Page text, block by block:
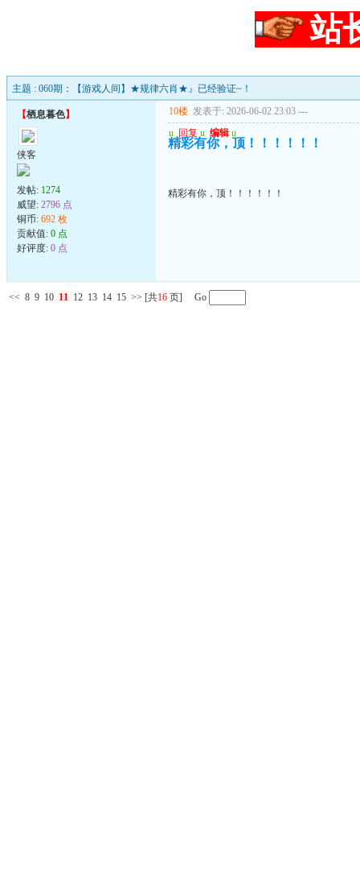
站
主题 : 060期：【游戏人间】★规律六肖★』已经验证~！
【栖息暮色】
侠客
发帖: 1274
威望: 2796 点
铜币: 692 枚
贡献值: 0 点
好评度: 0 点
10楼 发表于: 2026-06-02 23:03 ---
u 回复 u 编辑 u
精彩有你，顶！！！！！！
精彩有你，顶！！！！！！
<< 8 9 10 11 12 13 14 15 >> [共16 页] Go